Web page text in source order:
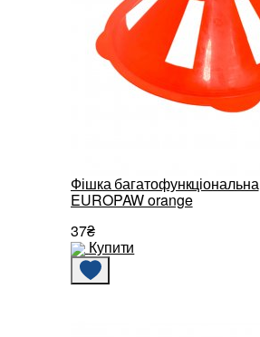
Фішка багатофункціональна
EUROPAW orange
37₴
Купити